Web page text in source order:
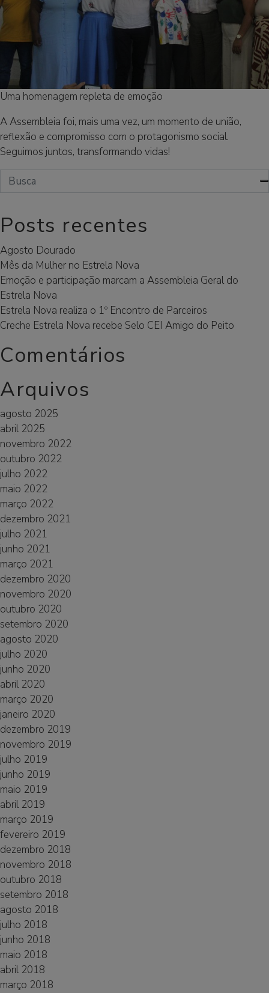
Uma homenagem repleta de emoção
A Assembleia foi, mais uma vez, um momento de união,
reflexão e compromisso com o protagonismo social.
Seguimos juntos, transformando vidas!
Posts recentes
Agosto Dourado
Mês da Mulher no Estrela Nova
Emoção e participação marcam a Assembleia Geral do
Estrela Nova
Estrela Nova realiza o 1º Encontro de Parceiros
Creche Estrela Nova recebe Selo CEI Amigo do Peito
Comentários
Arquivos
agosto 2025
abril 2025
novembro 2022
outubro 2022
julho 2022
maio 2022
março 2022
dezembro 2021
julho 2021
junho 2021
março 2021
dezembro 2020
novembro 2020
outubro 2020
setembro 2020
agosto 2020
julho 2020
junho 2020
abril 2020
março 2020
janeiro 2020
dezembro 2019
novembro 2019
julho 2019
junho 2019
maio 2019
abril 2019
março 2019
fevereiro 2019
dezembro 2018
novembro 2018
outubro 2018
setembro 2018
agosto 2018
julho 2018
junho 2018
maio 2018
abril 2018
março 2018